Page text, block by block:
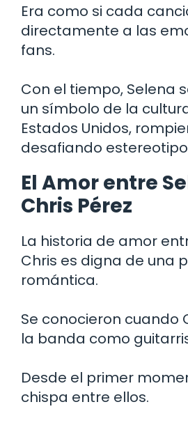
Era como si cada
directamente a las
fans.
Con el tiempo, Selena
un símbolo de la
Estados Unidos,
desafiando
El Amor entre
Chris Pérez
La historia de amor
Chris es digna de una
romántica.
Se conocieron cuando
la banda como
Desde el primer
chispa entre ellos.